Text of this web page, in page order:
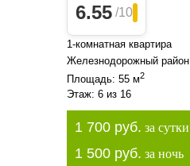
6.55 /10
1-комнатная квартира
Железнодорожный район
Площадь: 55 м2
Этаж: 6 из 16
1 700 руб. за сутки
1 500 руб. за ночь